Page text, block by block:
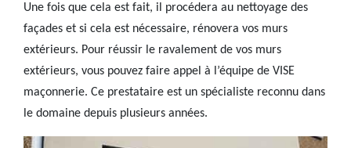
Une fois que cela est fait, il procédera au nettoyage des
façades et si cela est nécessaire, rénovera vos murs
extérieurs. Pour réussir le ravalement de vos murs
extérieurs, vous pouvez faire appel à l’équipe de VISE
maçonnerie. Ce prestataire est un spécialiste reconnu dans
le domaine depuis plusieurs années.